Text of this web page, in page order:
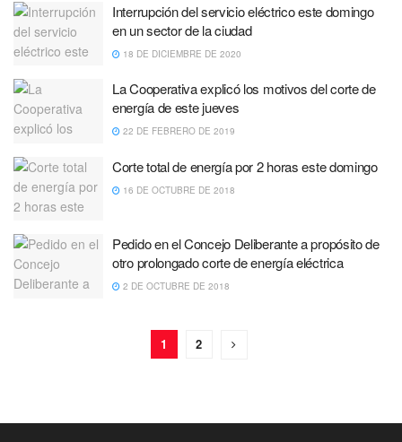
Interrupción del servicio eléctrico este domingo
en un sector de la ciudad
18 DE DICIEMBRE DE 2020
La Cooperativa explicó los motivos del corte de
energía de este jueves
22 DE FEBRERO DE 2019
Corte total de energía por 2 horas este domingo
16 DE OCTUBRE DE 2018
Pedido en el Concejo Deliberante a propósito de
otro prolongado corte de energía eléctrica
2 DE OCTUBRE DE 2018
1 2